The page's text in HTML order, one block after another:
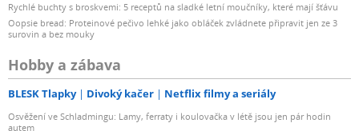
Rychlé buchty s broskvemi: 5 receptů na sladké letní moučníky, které mají šťávu
Oopsie bread: Proteinové pečivo lehké jako obláček zvládnete připravit jen ze 3
surovin a bez mouky
Hobby a zábava
BLESK Tlapky Divoký kačer Netflix filmy a seriály
Osvěžení ve Schladmingu: Lamy, ferraty i koulovačka v létě jsou jen pár hodin
autem